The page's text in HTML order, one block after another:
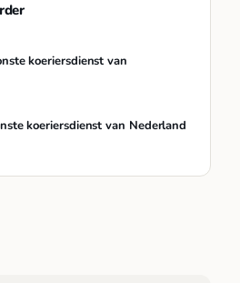
koeriersdienst van
koeriersdienst van Nederland